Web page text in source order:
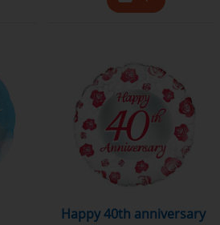
Happy 40th anniversary